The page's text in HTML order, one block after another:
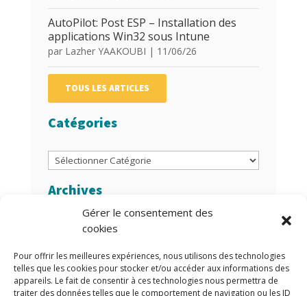
Gérer le consentement des
cookies
Pour offrir les meilleures expériences, nous utilisons des technologies
telles que les cookies pour stocker et/ou accéder aux informations des
appareils. Le fait de consentir à ces technologies nous permettra de
traiter des données telles que le comportement de navigation ou les ID
AutoPilot: Post ESP – Installation des
applications Win32 sous Intune
par Lazher YAAKOUBI | 11/06/26
TOUS LES ARTICLES
Catégories
Catégories
Archives
Archives
Auteurs/Autrices